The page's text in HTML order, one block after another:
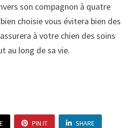
son compagnon à quatre
choisie vous évitera bien des
à votre chien des soins
au long de sa vie.
PIN IT SHARE